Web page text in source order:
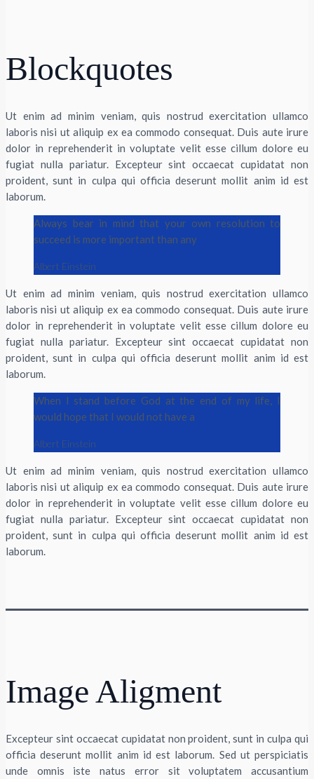
Blockquotes
Ut enim ad minim veniam, quis nostrud exercitation ullamco
laboris nisi ut aliquip ex ea commodo consequat. Duis aute irure
dolor in reprehenderit in voluptate velit esse cillum dolore eu
fugiat nulla pariatur. Excepteur sint occaecat cupidatat non
proident, sunt in culpa qui officia deserunt mollit anim id est
laborum.
Always bear in mind that your own resolution to
succeed is more important than any
Albert Einstein
Ut enim ad minim veniam, quis nostrud exercitation ullamco
laboris nisi ut aliquip ex ea commodo consequat. Duis aute irure
dolor in reprehenderit in voluptate velit esse cillum dolore eu
fugiat nulla pariatur. Excepteur sint occaecat cupidatat non
proident, sunt in culpa qui officia deserunt mollit anim id est
laborum.
When I stand before God at the end of my life, I
would hope that I would not have a
Albert Einstein
Ut enim ad minim veniam, quis nostrud exercitation ullamco
laboris nisi ut aliquip ex ea commodo consequat. Duis aute irure
dolor in reprehenderit in voluptate velit esse cillum dolore eu
fugiat nulla pariatur. Excepteur sint occaecat cupidatat non
proident, sunt in culpa qui officia deserunt mollit anim id est
laborum.
Image Aligment
Excepteur sint occaecat cupidatat non proident, sunt in culpa qui
officia deserunt mollit anim id est laborum. Sed ut perspiciatis
unde omnis iste natus error sit voluptatem accusantium